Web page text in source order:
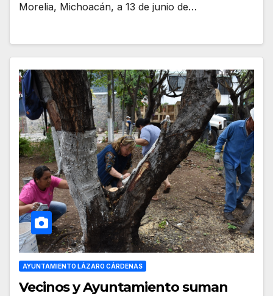
Morelia, Michoacán, a 13 de junio de…
AYUNTAMIENTO LÁZARO CÁRDENAS
Vecinos y Ayuntamiento suman